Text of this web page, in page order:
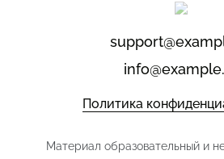
Политика
Материал образовательный и